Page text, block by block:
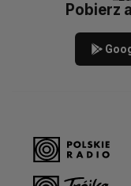
Pobierz